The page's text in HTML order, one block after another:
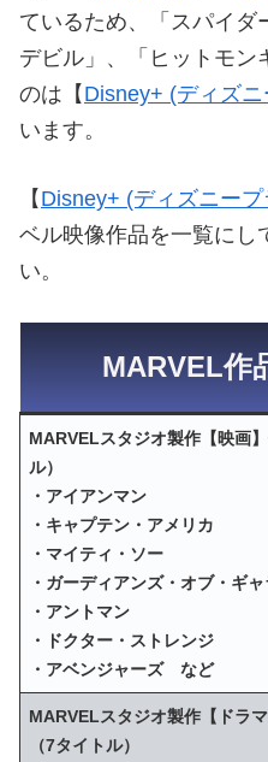
ているため、「スパイダ
デビル」、「ヒットモン
のは【 Disney+ (ディズ
います。
【 Disney+ (ディズニープ
ベル映像作品を一覧にし
い。
MARVEL作
MARVELスタジオ製作【映画
ル）
・アイアンマン
・キャプテン・アメリカ
・マイティ・ソー
・ガーディアンズ・オブ・ギ
・アントマン
・ドクター・ストレンジ
・アベンジャーズ など
MARVELスタジオ製作【ドラ
（7タイトル）